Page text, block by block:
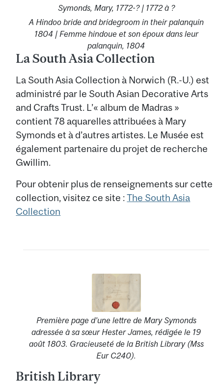
Symonds, Mary, 1772-? | 1772 à ?
A Hindoo bride and bridegroom in their palanquin
1804 | Femme hindoue et son époux dans leur
palanquin, 1804
La South Asia Collection
La South Asia Collection à Norwich (R.-U.) est
administré par le South Asian Decorative Arts
and Crafts Trust. L’« album de Madras »
contient 78 aquarelles attribuées à Mary
Symonds et à d’autres artistes. Le Musée est
également partenaire du projet de recherche
Gwillim.
Pour obtenir plus de renseignements sur cette
collection, visitez ce site :The South Asia
Collection
Première page d’une lettre de Mary Symonds
adressée à sa sœur Hester James, rédigée le 19
août 1803. Gracieuseté de la British Library (Mss
Eur C240).
British Library